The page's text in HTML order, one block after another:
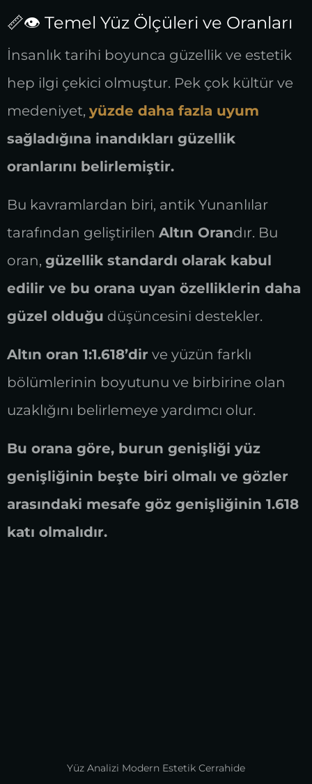
📏👁️ Temel Yüz Ölçüleri ve Oranları
İnsanlık tarihi boyunca güzellik ve estetik
hep ilgi çekici olmuştur. Pek çok kültür ve
medeniyet, yüzde daha fazla uyum
sağladığına inandıkları güzellik
oranlarını belirlemiştir.
Bu kavramlardan biri, antik Yunanlılar
tarafından geliştirilen Altın Orandır. Bu
oran, güzellik standardı olarak kabul
edilir ve bu orana uyan özelliklerin daha
güzel olduğu düşüncesini destekler.
Altın oran 1:1.618’dir ve yüzün farklı
bölümlerinin boyutunu ve birbirine olan
uzaklığını belirlemeye yardımcı olur.
Bu orana göre, burun genişliği yüz
genişliğinin beşte biri olmalı ve gözler
arasındaki mesafe göz genişliğinin 1.618
katı olmalıdır.
Yüz Analizi Modern Estetik Cerrahide